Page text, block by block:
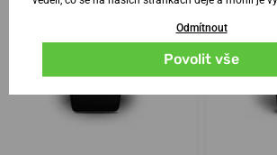
Odmítnout
Povolit vše